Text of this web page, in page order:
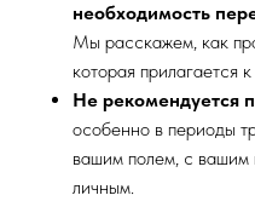
необходимость
Мы расскажем, как
которая прилагается
Не рекомендуется
особенно в периоды
вашим полем, с вашим
личным.